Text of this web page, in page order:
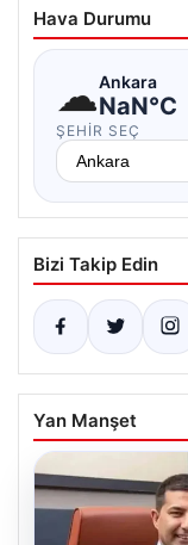
Hava Durumu
☁Ankara
NaN°C
ŞEHIR SEÇ
Bizi Takip Edin
Yan Manşet